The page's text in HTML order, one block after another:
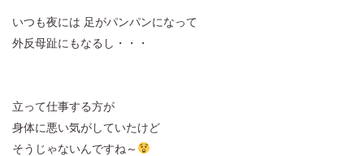
いつも夜には 足がパンパンになって
外反母趾にもなるし・・・
立って仕事する方が
身体に悪い気がしていたけど
そうじゃないんですね～